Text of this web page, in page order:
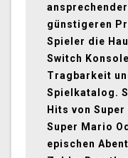
günstigeren
Spieler die
Switch
Tragbarkeit
Spielkatalog.
Hits von
Super Mario
epischen